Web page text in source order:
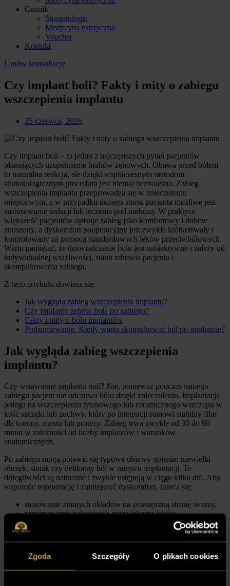
Zgoda Szczegóły O plikach cookies
Cennik
Stomatologia
Medycyna estetyczna
Voucher
Kontakt
Umów konsultację
Czy implant boli? Fakty i mity o zabiegu
wszczepienia implantu
25 czerwca, 2026
Czy implant boli – to jedno z najczęstszych pytań pacjentów
planujących uzupełnienie braków zębowych. Obawa przed bólem
to naturalna reakcja, ale dzięki współczesnym metodom
stomatologicznym procedura jest niemal bezbolesna. Zabieg
wszczepienia implantu przeprowadza się w znieczuleniu
miejscowym, a w przypadku dużego stresu pacjenta możliwe jest
zastosowanie sedacji lub leczenia pod narkozą. W praktyce
większość pacjentów opisuje zabieg jako komfortowy i dobrze
znoszony, a dyskomfort pooperacyjny jest zwykle krótkotrwały i
kontrolowany za pomocą standardowych leków przeciwbólowych.
Warto pamiętać, że doświadczenie bólu jest subiektywne i zależy od
indywidualnej wrażliwości, stanu zdrowia pacjenta i
skomplikowania zabiegu.
Z tego artykułu dowiesz się:
Jak wygląda zabieg wszczepienia implantu?
Czy implanty zębów bolą po zabiegu?
Fakty i mity o bólu implantów
Podsumowanie. Kiedy warto skonsultować ból po implancie?
Jak wygląda zabieg wszczepienia
implantu?
Czy wstawienie implantu boli? Nie, ponieważ podczas samego
zabiegu pacjent nie odczuwa bólu dzięki znieczuleniu. Implantacja
polega na wszczepieniu tytanowego lub ceramicznego wszczepu w
kość szczęki lub żuchwy, który po integracji stanowi stabilny filar
dla korony, mostu lub protezy. Zabieg trwa zwykle od 30 do 90
minut w zależności od liczby implantów i warunków
anatomicznych.
Po zabiegu mogą pojawić się typowe objawy gojenia: niewielki
obrzęk, siniak czy delikatny ból w miejscu implantacji. Te
dolegliwości są naturalne i zwykle ustępują w ciągu kilku dni. Aby
wspomóc regenerację i zmniejszyć dyskomfort, zaleca się:
stosowanie zimnych okładów na zewnętrzną stronę twarzy,
przyjmowanie zaleconych przez lekarza leków
przeciwbólowych,
unikanie twardych pokarmów i nadmiernego nacisku w
pierwszych dniach,
utrzymanie wysokiej higieny jamy ustnej, z delikatnym
oczyszczaniem miejsca zabiegu.